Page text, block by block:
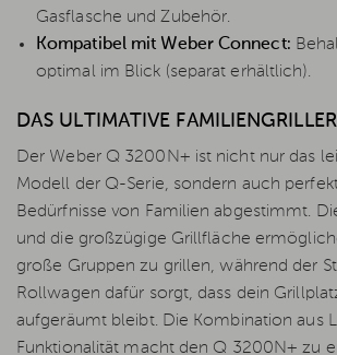
Gasflasche und Zubehör.
Kompatibel mit Weber Connect:
optimal im Blick (separat erhältlich).
DAS ULTIMATIVE
Der Weber Q 3200N+ ist nicht nur das
Modell der Q-Serie, sondern auch
Bedürfnisse von Familien abgestimmt.
und die großzügige Grillfläche
große Gruppen zu grillen, während der
Rollwagen dafür sorgt, dass dein
aufgeräumt bleibt. Die Kombination aus
Funktionalität macht den Q 3200N+ zu